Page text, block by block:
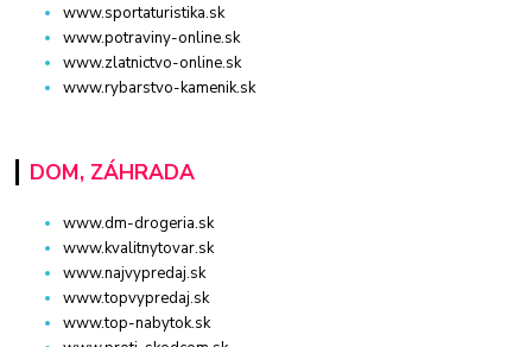
www.sportaturistika.sk
www.potraviny-online.sk
www.zlatnictvo-online.sk
www.rybarstvo-kamenik.sk
DOM, ZÁHRADA
www.dm-drogeria.sk
www.kvalitnytovar.sk
www.najvypredaj.sk
www.topvypredaj.sk
www.top-nabytok.sk